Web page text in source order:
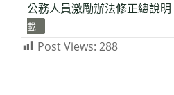
公務人員激勵辦法修正總說
載
Post Views: 288